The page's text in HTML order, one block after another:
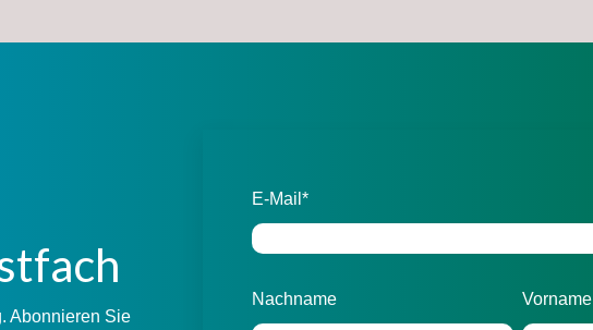
Abonnieren Sie
E-Mail*
Nachname Vorname